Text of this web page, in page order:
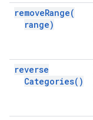
removeRange(
range)
reverse
Categories( )